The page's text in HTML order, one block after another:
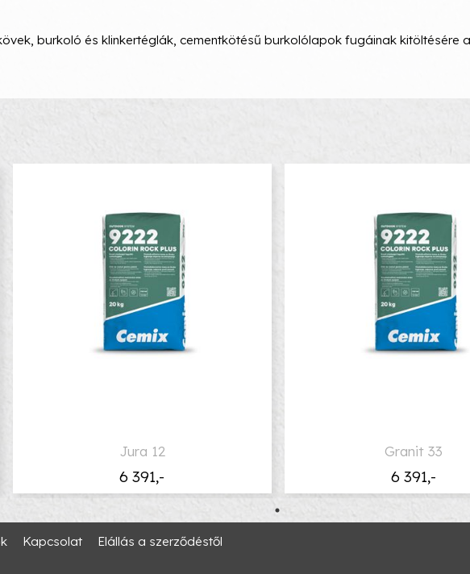
burkoló és klinkertéglák, cementkötésű burkolólapok fugáinak
6 391,-
Jura 12
6 391,-
Granit 33
Kapcsolat Elállás a szerződéstől